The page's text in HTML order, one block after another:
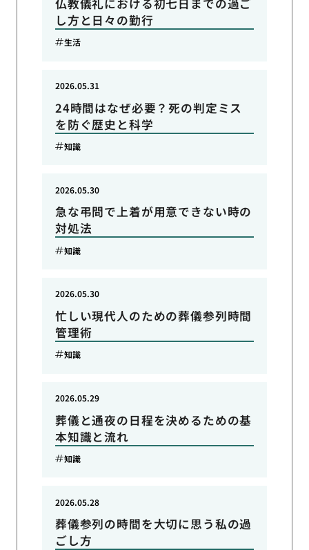
仏教儀礼における初七日までの過ご
し方と日々の勤行
生活
24時間はなぜ必要？死の判定ミス
を防ぐ歴史と科学
2026.05.31
知識
急な弔問で上着が用意できない時の
対処法
2026.05.30
知識
忙しい現代人のための葬儀参列時間
管理術
2026.05.30
知識
葬儀と通夜の日程を決めるための基
本知識と流れ
2026.05.29
知識
葬儀参列の時間を大切に思う私の過
ごし方
2026.05.28